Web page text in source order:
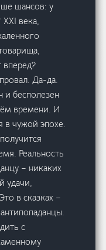
шансов: у
века,
вперед?
Да-да.
и бесполезен
времени. И
в чужой эпохе.
Реальность
– никаких
удачи,
в сказках –
с